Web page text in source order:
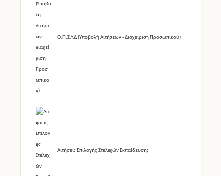
Ο.Π.Σ.Υ.Δ (Υποβολή Αιτήσεων - Διαχείριση Προσωπικού)
Αιτήσεις Επιλογής Στελεχών Εκπαίδευσης